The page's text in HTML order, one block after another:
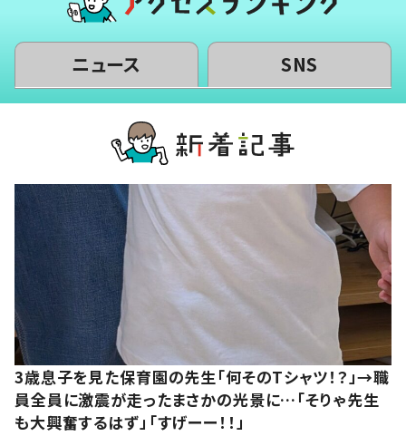
ニュース SNS
3歳息子を見た保育園の先生「何そのTシャツ！？」→職
員全員に激震が走ったまさかの光景に…「そりゃ先生
も大興奮するはず」「すげーー！！」